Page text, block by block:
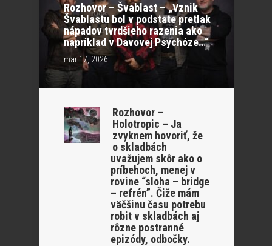
Rozhovor – Švablast – „Vznik
Švablastu bol v podstate pretlak
nápadov tvrdšieho razenia ako
napríklad v Davovej Psychóze…“
mar 17, 2026
Rozhovor –
Holotropic – Ja
zvyknem hovoriť, že
o skladbách
uvažujem skôr ako o
príbehoch, menej v
rovine “sloha – bridge
– refrén”. Čiže mám
väčšinu času potrebu
robit v skladbách aj
rôzne postranné
epizódy, odbočky.